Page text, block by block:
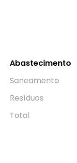
Abastecimento
Saneamento
Resí­duos
Total